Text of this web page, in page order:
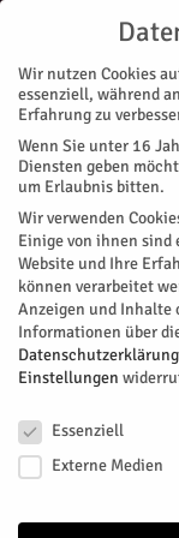
Start Nachrichten
NACHRICHTEN POLIZEI
Knapp entwischt:
Jahre alter Mann
Unfallverursachers
Außenspiegel des
sei anschließend
Flüchtigen.
VonPressestelle Polizei
Wir nutzen Cookies
essenziell, während
Erfahrung zu
Wenn Sie unter 16
Diensten geben
um Erlaubnis bitten.
Wir verwenden
Einige von ihnen sind
Website und Ihre
können verarbeitet
Anzeigen und Inhalte
Informationen über
Datenschutzerklärung
Einstellungen
Essenziell
Externe Medien